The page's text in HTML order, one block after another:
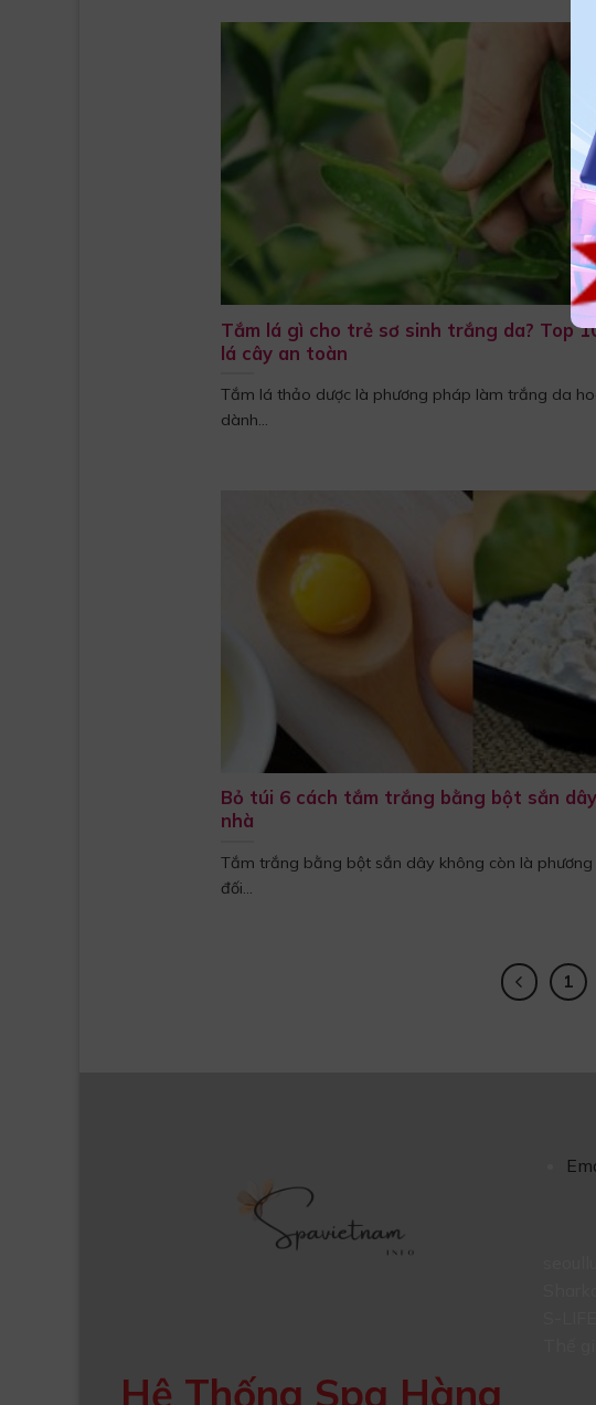
Tắm lá gì cho trẻ sơ sinh trắng da? Top
lá cây an toàn
Tắm lá thảo dược là phương pháp làm trắng da
dành...
Bỏ túi 6 cách tắm trắng bằng bột sắn
nhà
Tắm trắng bằng bột sắn dây không còn là
đối...
1
Hệ Thống Spa Hàng